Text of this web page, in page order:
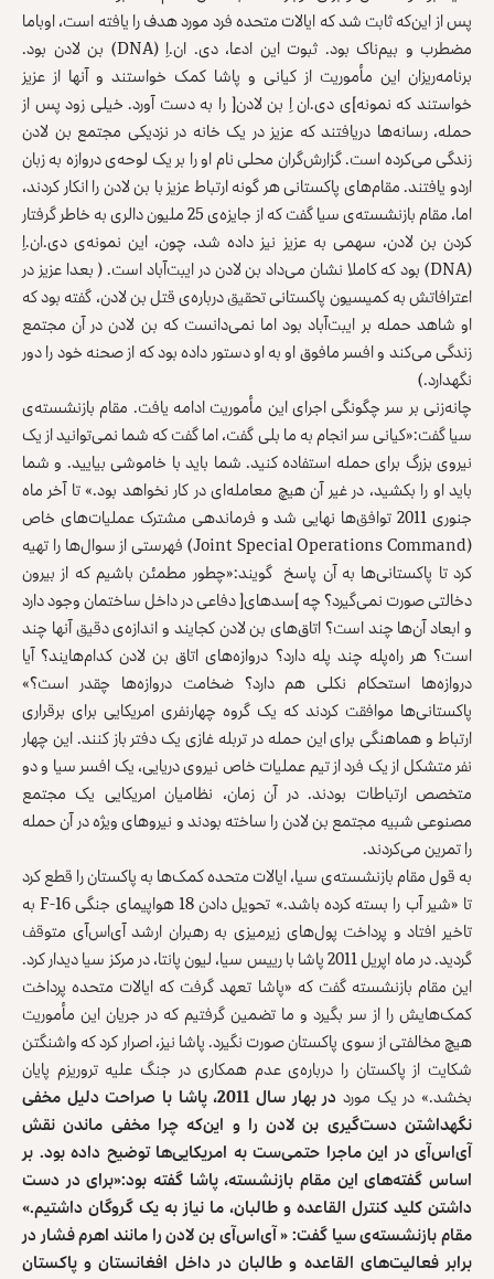
پس از این‌که ثابت شد که ایالات متحده فرد مورد هدف را یافته است، اوباما
مضطرب و بیم‌ناک بود. ثبوت این ادعا، دی. ان.اِ (DNA) بن لادن بود.
برنامه‌ریزان این مأموریت از کیانی و پاشا کمک خواستند و آنها از عزیز
خواستند که نمونه‌]ی دی.ان اِ بن لادن[ را به دست آورد. خیلی زود پس از
حمله، رسانه‌ها دریافتند که عزیز در یک خانه در نزدیکی مجتمع بن لادن
زندگی می‌کرده است. گزارش‌گران محلی نام او را بر یک لوحه‌ی دروازه به زبان
اردو یافتند. مقام‌های پاکستانی هر گونه ارتباط عزیز با بن لادن را انکار کردند،
اما، مقام بازنشسته‌ی سیا گفت که از جایزه‌ی 25 ملیون دالری به خاطر گرفتار
کردن بن لادن، سهمی به عزیز نیز داده شد، چون، این نمونه‌ی دی.ان.اِ
(DNA) بود که کاملا نشان می‌داد بن لادن در ایبت‌آباد است. ( بعدا عزیز در
اعترافاتش به کمیسیون پاکستانی تحقیق درباره‌ی قتل بن لادن، گفته بود که
او شاهد حمله بر ایبت‌آباد بود اما نمی‌دانست که بن لادن در آن مجتمع
زندگی می‌کند و افسر مافوق او به او دستور داده بود که از صحنه خود را دور
نگهدارد.)
چانه‌زنی بر سر چگونگی اجرای این مأموریت ادامه یافت. مقام بازنشسته‌ی
سیا گفت:«کیانی سر انجام به ما بلی گفت، اما گفت که شما نمی‌توانید از یک
نیروی بزرگ برای حمله استفاده کنید. شما باید با خاموشی بیایید. و شما
باید او را بکشید، در غیر آن هیچ معامله‌ای در کار نخواهد بود.» تا آخر ماه
جنوری 2011 توافق‌ها نهایی شد و فرماندهی مشترک عملیات‌های خاص
(Joint Special Operations Command) فهرستی از سوال‌ها را تهیه
کرد تا پاکستانی‌ها به آن پاسخ گویند:«چطور مطمئن باشیم که از بیرون
دخالتی صورت نمی‌گیرد؟ چه ]سدهای[ دفاعی در داخل ساختمان وجود دارد
و ابعاد آن‌ها چند است؟ اتاق‌های بن لادن کجایند و اندازه‌ی دقیق آنها چند
است؟ هر راه‌پله چند پله دارد؟ دروازه‌های اتاق بن لادن کدام‌هایند؟ آیا
دروازه‌ها استحکام نکلی هم دارد؟ ضخامت دروازه‌ها چقدر است؟»
پاکستانی‌ها موافقت کردند که یک گروه چهارنفری امریکایی برای برقراری
ارتباط و هماهنگی برای این حمله در تربله غازی یک دفتر باز کنند. این چهار
نفر متشکل از یک فرد از تیم عملیات خاص نیروی دریایی، یک افسر سیا و دو
متخصص ارتباطات بودند. در آن زمان، نظامیان امریکایی یک مجتمع
مصنوعی شبیه مجتمع بن لادن را ساخته بودند و نیروهای ویژه در آن حمله
را تمرین می‌کردند.
به قول مقام بازنشسته‌ی سیا، ایالات متحده کمک‌ها به پاکستان را قطع کرد
تا «شیر آب را بسته کرده باشد.» تحویل دادن 18 هواپیمای جنگی F-16 به
تاخیر افتاد و پرداخت پول‌های زیرمیزی به رهبران ارشد آی‌اس‌آی متوقف
گردید. در ماه اپریل 2011 پاشا با رییس سیا، لیون پانتا، در مرکز سیا دیدار کرد.
این مقام بازنشسته گفت که «پاشا تعهد گرفت که ایالات متحده پرداخت
کمک‌هایش را از سر بگیرد و ما تضمین گرفتیم که در جریان این مأموریت
هیچ مخالفتی از سوی پاکستان صورت نگیرد. پاشا نیز، اصرار کرد که واشنگتن
شکایت از پاکستان را درباره‌ی عدم همکاری در جنگ علیه تروریزم پایان
بخشد.» در یک مورد
در بهار سال 2011، پاشا با صراحت دلیل مخفی
نگهداشتن دست‌گیری بن لادن را و این‌که چرا مخفی ماندن نقش
آی‌اس‌آی در این ماجرا حتمی‌ست به امریکایی‌ها توضیح داده بود. بر
اساس گفته‌های این مقام بازنشسته، پاشا گفته بود:«برای در دست
داشتن کلید کنترل القاعده و طالبان، ما نیاز به یک گروگان داشتیم.»
مقام بازنشسته‌ی سیا گفت: « آی‌اس‌آی بن لادن را مانند اهرم فشار در
برابر فعالیت‌های القاعده و طالبان در داخل افغانستان و پاکستان